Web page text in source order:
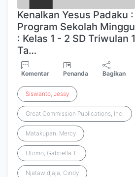
Kenalkan Yesus Padaku :
Program Sekolah Minggu
: Kelas 1 - 2 SD Triwulan 1
Ta…
Komentar Penanda Bagikan
Siswanto, Jessy
Great Commission Publications, Inc.
Matakupan, Mercy
Utomo, Gabriella T.
Njatawidjaja, Cindy